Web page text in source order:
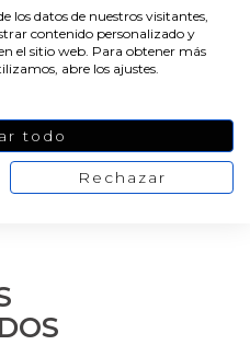
los datos de nuestros visitantes,
contenido personalizado y
el sitio web. Para obtener más
abre los ajustes.
todo
Rechazar